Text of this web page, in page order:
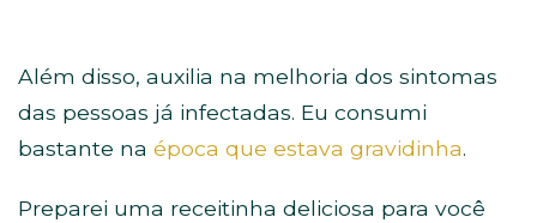
Além disso, auxilia na melhoria dos sintomas
das pessoas já infectadas. Eu consumi
bastante na época que estava gravidinha.
Preparei uma receitinha deliciosa para você